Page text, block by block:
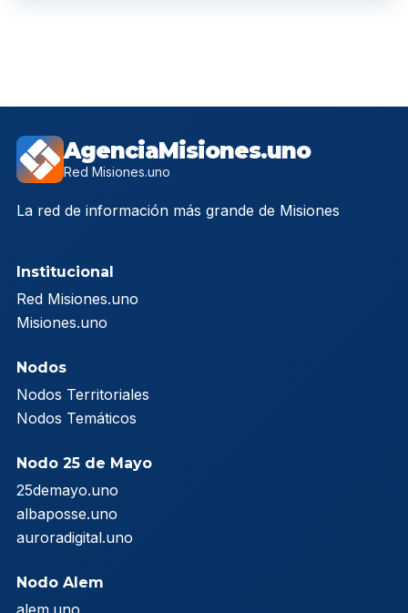
AgenciaMisiones.uno
Red Misiones.uno
La red de información más grande de Misiones
Institucional
Red Misiones.uno
Misiones.uno
Nodos
Nodos Territoriales
Nodos Temáticos
Nodo 25 de Mayo
25demayo.uno
albaposse.uno
auroradigital.uno
Nodo Alem
alem.uno